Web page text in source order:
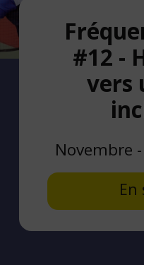
#12 -
vers
Novembre
En